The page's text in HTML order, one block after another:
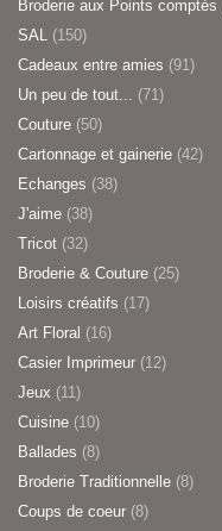
Broderie aux Points comptés
SAL (150)
Cadeaux entre amies (91)
Un peu de tout... (71)
Couture (50)
Cartonnage et gainerie (42)
Echanges (38)
J'aime (38)
Tricot (32)
Broderie & Couture (25)
Loisirs créatifs (17)
Art Floral (16)
Casier Imprimeur (12)
Jeux (11)
Cuisine (10)
Ballades (8)
Broderie Traditionnelle (8)
Coups de coeur (8)